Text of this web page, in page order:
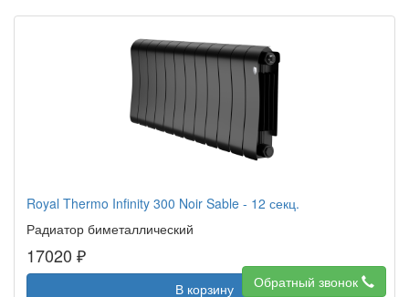
Royal Thermo Infinity 300 Noir Sable - 12 секц.
Радиатор биметаллический
17020 ₽
В корзину Обратный звонок